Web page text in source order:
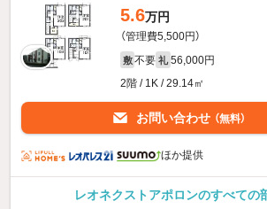
5.6万円
（管理費5,500円）
敷 不要 礼 56,000円
2階 / 1K / 29.14㎡
お問い合わせ （無料）
ほか提供
レオネクストアポロンのすべての